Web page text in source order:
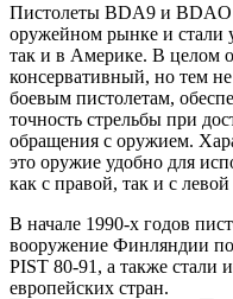
Пистолеты BDA9 и
оружейном рынке и стали
так и в Америке. В целом
консервативный, но тем
боевым пистолетам,
точность стрельбы при
обращения с оружием.
это оружие удобно для
как с правой, так и с
В начале 1990-х годов
вооружение Финляндии
PIST 80-91, а также стали
европейских стран.